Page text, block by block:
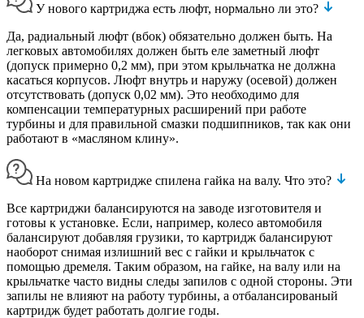
У нового картриджа есть люфт, нормально ли это?
Да, радиальный люфт (вбок) обязательно должен быть. На
легковых автомобилях должен быть еле заметный люфт
(допуск примерно 0,2 мм), при этом крыльчатка не должна
касаться корпусов. Люфт внутрь и наружу (осевой) должен
отсутствовать (допуск 0,02 мм). Это необходимо для
компенсации температурных расширений при работе
турбины и для правильной смазки подшипников, так как они
работают в «масляном клину».
На новом картридже спилена гайка на валу. Что это?
Все картриджи балансируются на заводе изготовителя и
готовы к установке. Если, например, колесо автомобиля
балансируют добавляя грузики, то картридж балансируют
наоборот снимая излишний вес с гайки и крыльчаток с
помощью дремеля. Таким образом, на гайке, на валу или на
крыльчатке часто видны следы запилов с одной стороны. Эти
запилы не влияют на работу турбины, а отбалансированый
картридж будет работать долгие годы.